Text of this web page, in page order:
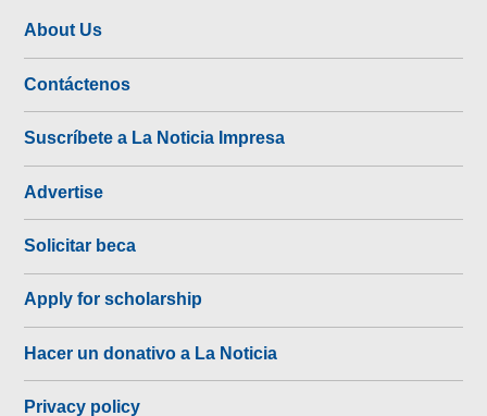
About Us
Contáctenos
Suscríbete a La Noticia Impresa
Advertise
Solicitar beca
Apply for scholarship
Hacer un donativo a La Noticia
Privacy policy